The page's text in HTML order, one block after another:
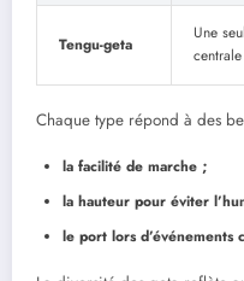
Tengu-geta
Une
Chaque type répond à des
la facilité de marche ;
la hauteur pour éviter
le port lors d’événements